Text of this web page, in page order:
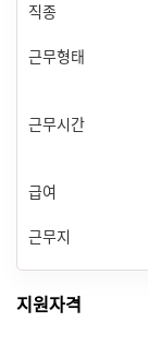
직종
근무형태
근무시간
급여
근무지
지원자격